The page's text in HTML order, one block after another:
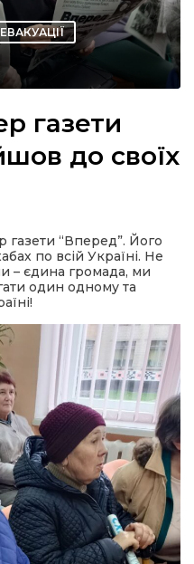
газети
до своїх
газети “Вперед”. Його
по всій Україні. Не
– єдина громада, ми
один одному та